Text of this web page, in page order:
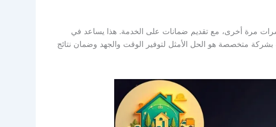
مرة أخرى، مع تقديم ضمانات على الخدمة. هذا يساعد في
متخصصة هو الحل الأمثل لتوفير الوقت والجهد وضمان نتائج